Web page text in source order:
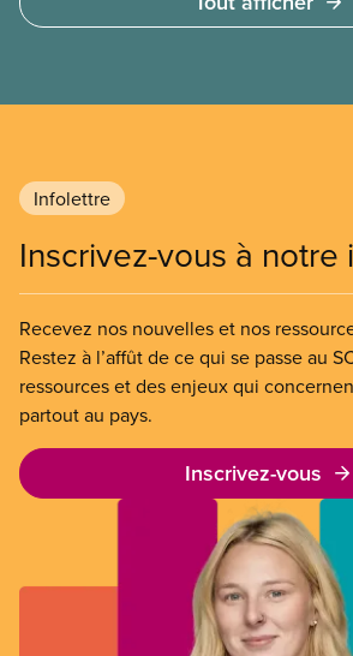
Infolettre
Inscrivez-vous à notre
Recevez nos nouvelles et nos
Restez à l’affût de ce qui se passe au
ressources et des enjeux qui
partout au pays.
Inscrivez-vous